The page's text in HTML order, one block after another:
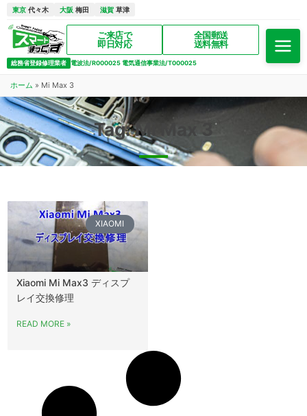
東京 代々木 大阪 梅田 滋賀 草津
ご来店で
即日対応
全国郵送
送料無料
総務省登録修理業者 電波法/R000025 電気通信事業法/T000025
ホーム » Mi Max 3
Tag: Mi Max 3
XIAOMI
Xiaomi Mi Max3 ディスプ
レイ交換修理
READ MORE »